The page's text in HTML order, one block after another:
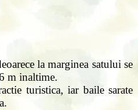
la marginea satului se
m inaltime.
turistica, iar baile sarate